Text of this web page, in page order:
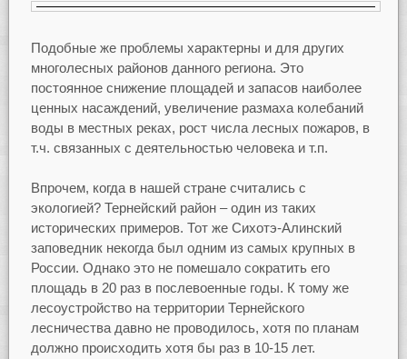
Подобные же проблемы характерны и для других
многолесных районов данного региона. Это
постоянное снижение площадей и запасов наиболее
ценных насаждений, увеличение размаха колебаний
воды в местных реках, рост числа лесных пожаров, в
т.ч. связанных с деятельностью человека и т.п.
Впрочем, когда в нашей стране считались с
экологией? Тернейский район – один из таких
исторических примеров. Тот же Сихотэ-Алинский
заповедник некогда был одним из самых крупных в
России. Однако это не помешало сократить его
площадь в 20 раз в послевоенные годы. К тому же
лесоустройство на территории Тернейского
лесничества давно не проводилось, хотя по планам
должно происходить хотя бы раз в 10-15 лет.